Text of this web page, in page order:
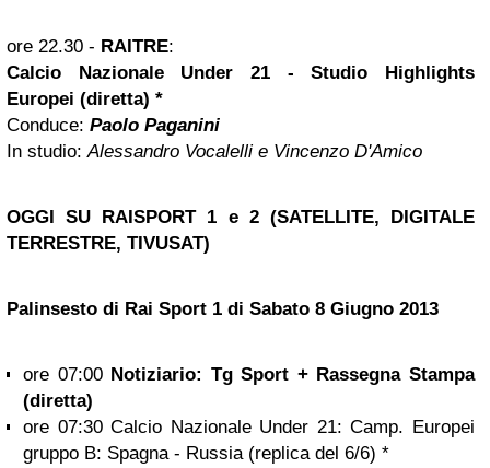
ore 22.30 - RAITRE:
Calcio Nazionale Under 21 - Studio Highlights
Europei (diretta) *
Conduce: Paolo Paganini
In studio:Alessandro Vocalelli e Vincenzo D'Amico
OGGI SU RAISPORT 1 e 2 (SATELLITE, DIGITALE
TERRESTRE, TIVUSAT)
Palinsesto di Rai Sport 1 di Sabato 8 Giugno 2013
ore 07:00 Notiziario: Tg Sport + Rassegna Stampa
(diretta)
ore 07:30 Calcio Nazionale Under 21: Camp. Europei
gruppo B: Spagna - Russia (replica del 6/6) *